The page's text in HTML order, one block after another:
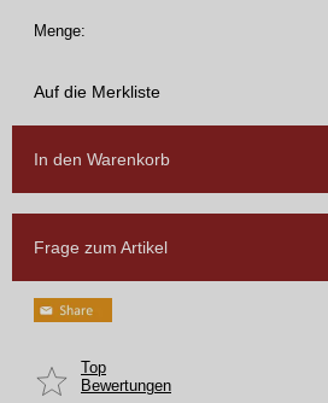
Menge:
Auf die Merkliste
In den Warenkorb
Frage zum Artikel
Top
Bewertungen